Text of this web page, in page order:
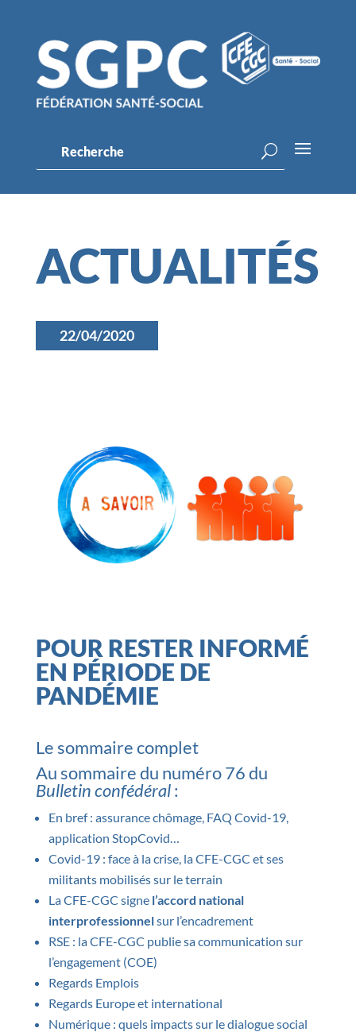
ACTUALITÉS
22/04/2020
POUR RESTER INFORMÉ
EN PÉRIODE DE
PANDÉMIE
Le sommaire complet
Au sommaire du numéro 76 du
Bulletin confédéral:
En bref : assurance chômage, FAQ Covid-19,
application StopCovid…
Covid-19 : face à la crise, la CFE-CGC et ses
militants mobilisés sur le terrain
La CFE-CGC signe l’accord national
interprofessionnelsur l’encadrement
RSE : la CFE-CGC publie sa communication sur
l’engagement (COE)
Regards Emplois
Regards Europe et international
Numérique : quels impacts sur le dialogue social